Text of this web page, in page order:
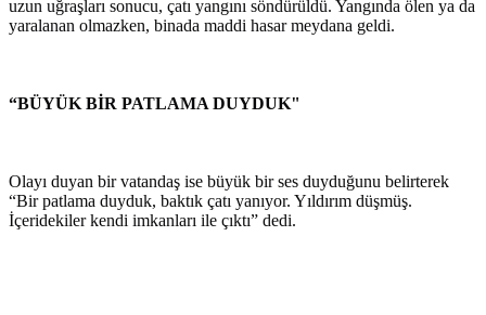
uzun uğraşları sonucu, çatı yangını söndürüldü. Yangında ölen ya da
yaralanan olmazken, binada maddi hasar meydana geldi.
“BÜYÜK BİR PATLAMA DUYDUK"
Olayı duyan bir vatandaş ise büyük bir ses duyduğunu belirterek
“Bir patlama duyduk, baktık çatı yanıyor. Yıldırım düşmüş.
İçeridekiler kendi imkanları ile çıktı” dedi.